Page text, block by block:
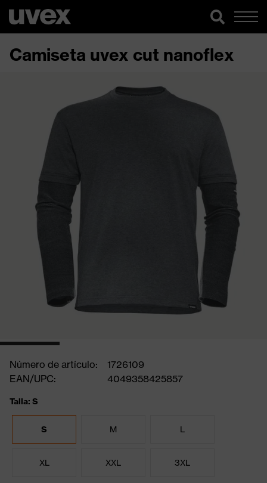
Camiseta uvex cut nanoflex
Número de artículo:
1726109
EAN/UPC:
4049358425857
Talla: S
S M L
XL XXL 3XL